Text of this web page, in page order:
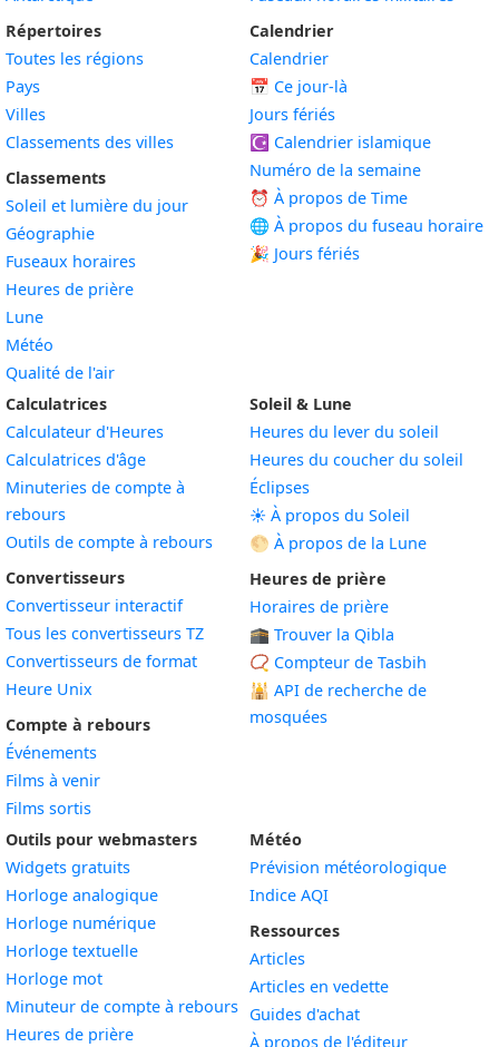
Répertoires
Toutes les régions
Pays
Villes
Classements des villes
Classements
Soleil et lumière du jour
Géographie
Fuseaux horaires
Heures de prière
Lune
Météo
Qualité de l'air
Calendrier
Calendrier
📅 Ce jour-là
Jours fériés
☪️ Calendrier islamique
Numéro de la semaine
⏰ À propos de Time
🌐 À propos du fuseau horaire
🎉 Jours fériés
Calculatrices
Calculateur d'Heures
Calculatrices d'âge
Minuteries de compte à
rebours
Outils de compte à rebours
Convertisseurs
Convertisseur interactif
Tous les convertisseurs TZ
Convertisseurs de format
Heure Unix
Compte à rebours
Événements
Films à venir
Films sortis
Soleil & Lune
Heures du lever du soleil
Heures du coucher du soleil
Éclipses
☀️ À propos du Soleil
🌕 À propos de la Lune
Heures de prière
Horaires de prière
🕋 Trouver la Qibla
📿 Compteur de Tasbih
🕌 API de recherche de
mosquées
Outils pour webmasters
Widgets gratuits
Horloge analogiqueWidget
Horloge numériqueWidget
Horloge textuelleWidget
Horloge motWidget
Minuteur de compte à rebours Widget
Heures de prièreWidget
Météo
Prévision météorologique
Indice AQI
Ressources
Articles
Articles en vedette
Guides d'achat
À propos de l'éditeur